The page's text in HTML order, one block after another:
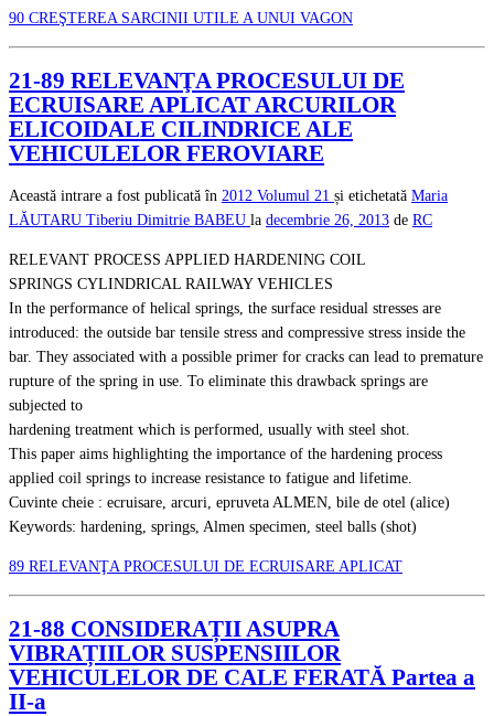
90 CREŞTEREA SARCINII UTILE A UNUI VAGON
21-89 RELEVANŢA PROCESULUI DE
ECRUISARE APLICAT ARCURILOR
ELICOIDALE CILINDRICE ALE
VEHICULELOR FEROVIARE
Această intrare a fost publicată în 2012 Volumul 21 și etichetată Maria
LĂUTARU Tiberiu Dimitrie BABEU la decembrie 26, 2013 de RC
RELEVANT PROCESS APPLIED HARDENING COIL
SPRINGS CYLINDRICAL RAILWAY VEHICLES
In the performance of helical springs, the surface residual stresses are
introduced: the outside bar tensile stress and compressive stress inside the
bar. They associated with a possible primer for cracks can lead to premature
rupture of the spring in use. To eliminate this drawback springs are
subjected to
hardening treatment which is performed, usually with steel shot.
This paper aims highlighting the importance of the hardening process
applied coil springs to increase resistance to fatigue and lifetime.
Cuvinte cheie : ecruisare, arcuri, epruveta ALMEN, bile de otel (alice)
Keywords: hardening, springs, Almen specimen, steel balls (shot)
89 RELEVANŢA PROCESULUI DE ECRUISARE APLICAT
21-88 CONSIDERAȚII ASUPRA
VIBRAȚIILOR SUSPENSIILOR
VEHICULELOR DE CALE FERATĂ Partea a
II-a